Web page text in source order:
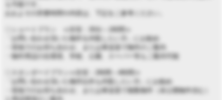
おおよその所要時間や内容は、下記をご参考ください。
「お問い合わせ頂いた物件を内覧したい方」にお勧め
・現地でのお待ち合わせ、または車送迎で物件のご案内
「お問い合わせ頂いた物件以外も内覧したい方」にお勧め
・現地でのお待ち合わせ、または車送迎で複数物件（未公開物件含む）